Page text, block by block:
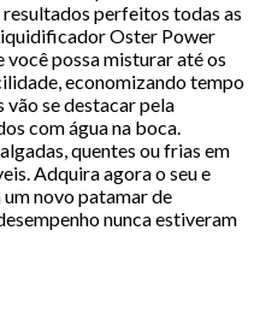
perfeitos todas as
Oster Power
possa misturar até os
economizando tempo
vão se destacar pela
com água na boca.
quentes ou frias em
Adquira agora o seu e
um novo patamar de
nunca estiveram